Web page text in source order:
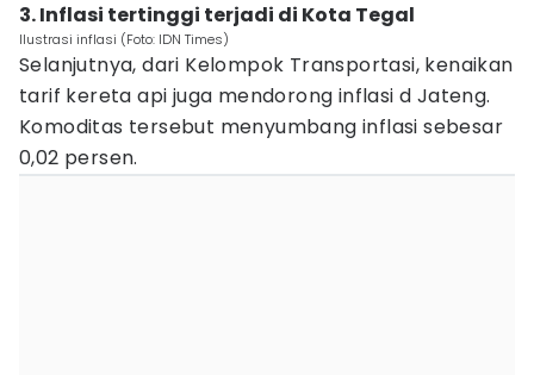
3. Inflasi tertinggi terjadi di Kota Tegal
Ilustrasi inflasi (Foto: IDN Times)
Selanjutnya, dari Kelompok Transportasi, kenaikan
tarif kereta api juga mendorong inflasi d Jateng.
Komoditas tersebut menyumbang inflasi sebesar
0,02 persen.